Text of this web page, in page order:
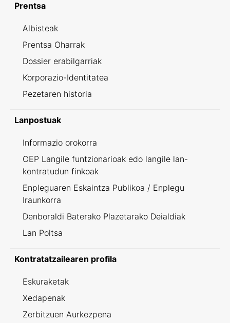
Prentsa
Albisteak
Prentsa Oharrak
Dossier erabilgarriak
Korporazio-Identitatea
Pezetaren historia
Lanpostuak
Informazio orokorra
OEP Langile funtzionarioak edo langile lan-
kontratudun finkoak
Enpleguaren Eskaintza Publikoa / Enplegu
Iraunkorra
Denboraldi Baterako Plazetarako Deialdiak
Lan Poltsa
Kontratatzailearen profila
Eskuraketak
Xedapenak
Zerbitzuen Aurkezpena